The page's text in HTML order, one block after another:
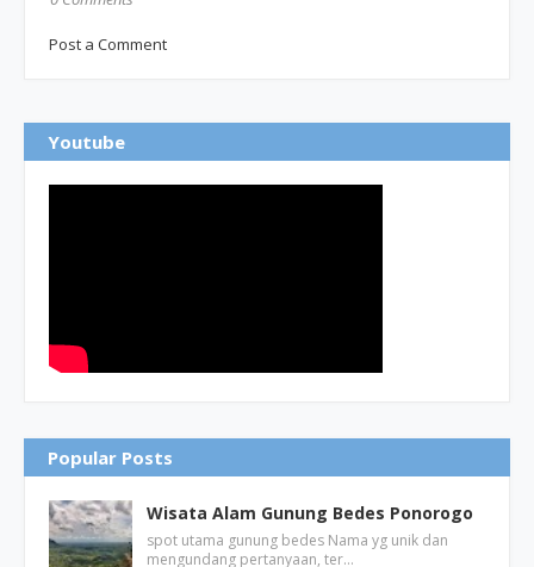
Post a Comment
Youtube
Popular Posts
Wisata Alam Gunung Bedes Ponorogo
spot utama gunung bedes Nama yg unik dan
mengundang pertanyaan, ter…